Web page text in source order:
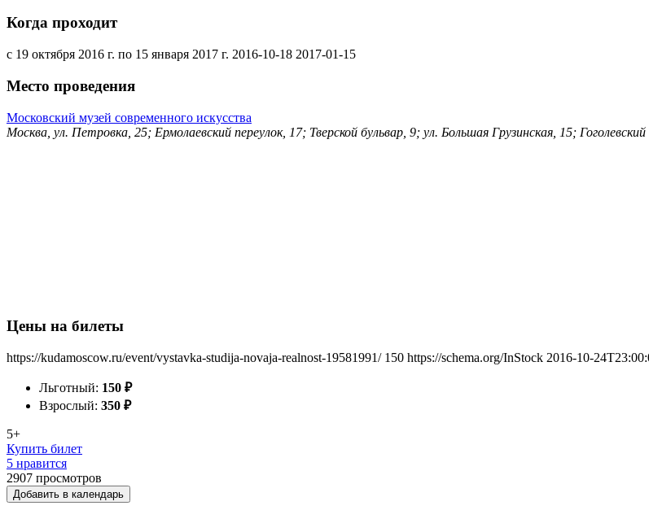
Когда проходит
с 19 октября 2016 г. по 15 января 2017 г. 2016-10-18 2017-01-15
Место проведения
Московский музей современного искусства
Москва, ул. Петровка, 25; Ермолаевский переулок, 17; Тверской бульвар, 9; ул. Большая Грузинская, 15; Гоголевский
Цены на билеты
https://kudamoscow.ru/event/vystavka-studija-novaja-realnost-19581991/ 150 https://schema.org/InStock 2016-10-
Льготный: 150 ₽
Взрослый: 350 ₽
5+
Купить билет
5 нравится
2907 просмотров
Добавить в календарь